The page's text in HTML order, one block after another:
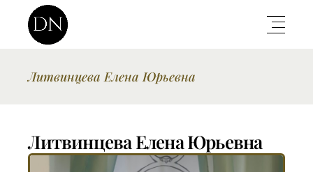
Литвинцева Елена Юрьевна
Литвинцева Елена Юрьевна